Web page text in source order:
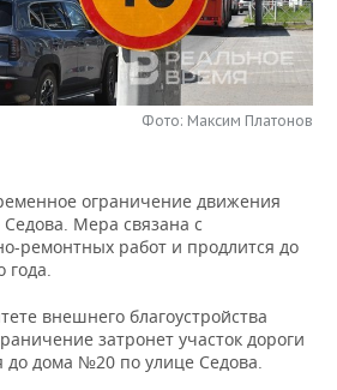
Фото: Максим Платонов
ограничение движения
Мера связана с
ремонтных работ и продлится до
года.
внешнего благоустройства
затронет участок дороги
до дома №20 по улице Седова.